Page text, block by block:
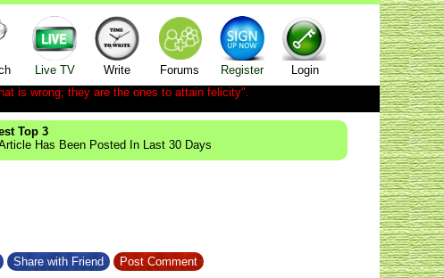
Live TV Write Forums Register
Login
is wrong; they are the ones to attain felicity".
Top 3
Has Been Posted In Last 30 Days
Share with Friend Post Comment